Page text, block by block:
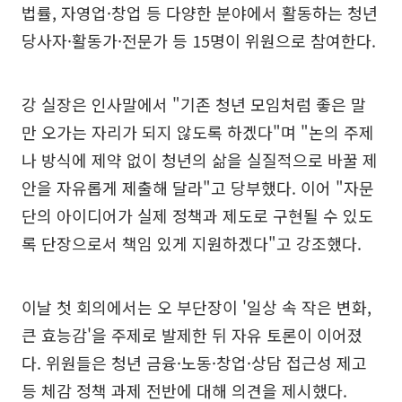
법률, 자영업·창업 등 다양한 분야에서 활동하는 청년
당사자·활동가·전문가 등 15명이 위원으로 참여한다.
강 실장은 인사말에서 "기존 청년 모임처럼 좋은 말
만 오가는 자리가 되지 않도록 하겠다"며 "논의 주제
나 방식에 제약 없이 청년의 삶을 실질적으로 바꿀 제
안을 자유롭게 제출해 달라"고 당부했다. 이어 "자문
단의 아이디어가 실제 정책과 제도로 구현될 수 있도
록 단장으로서 책임 있게 지원하겠다"고 강조했다.
이날 첫 회의에서는 오 부단장이 '일상 속 작은 변화,
큰 효능감'을 주제로 발제한 뒤 자유 토론이 이어졌
다. 위원들은 청년 금융·노동·창업·상담 접근성 제고
등 체감 정책 과제 전반에 대해 의견을 제시했다.